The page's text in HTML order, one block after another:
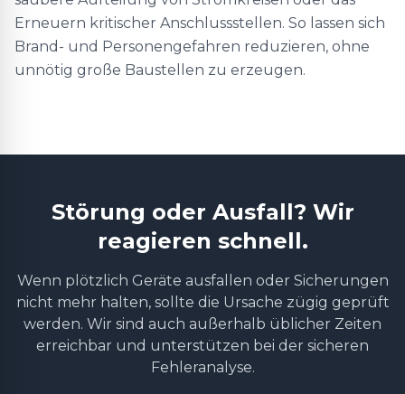
Erneuern kritischer Anschlussstellen. So lassen sich
Brand- und Personengefahren reduzieren, ohne
unnötig große Baustellen zu erzeugen.
Störung oder Ausfall? Wir
reagieren schnell.
Wenn plötzlich Geräte ausfallen oder Sicherungen
nicht mehr halten, sollte die Ursache zügig geprüft
werden. Wir sind auch außerhalb üblicher Zeiten
erreichbar und unterstützen bei der sicheren
Fehleranalyse.